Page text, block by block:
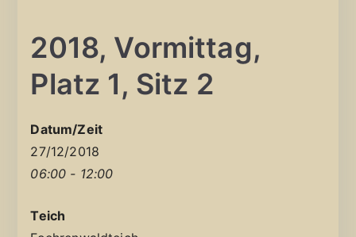
2018, Vormittag,
Platz 1, Sitz 2
Datum/Zeit
27/12/2018
06:00 - 12:00
Teich